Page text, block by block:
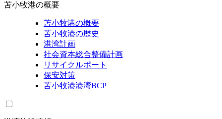
苫小牧港の概要
苫小牧港の概要
苫小牧港の歴史
港湾計画
社会資本総合整備計画
リサイクルポート
保安対策
苫小牧港港湾BCP